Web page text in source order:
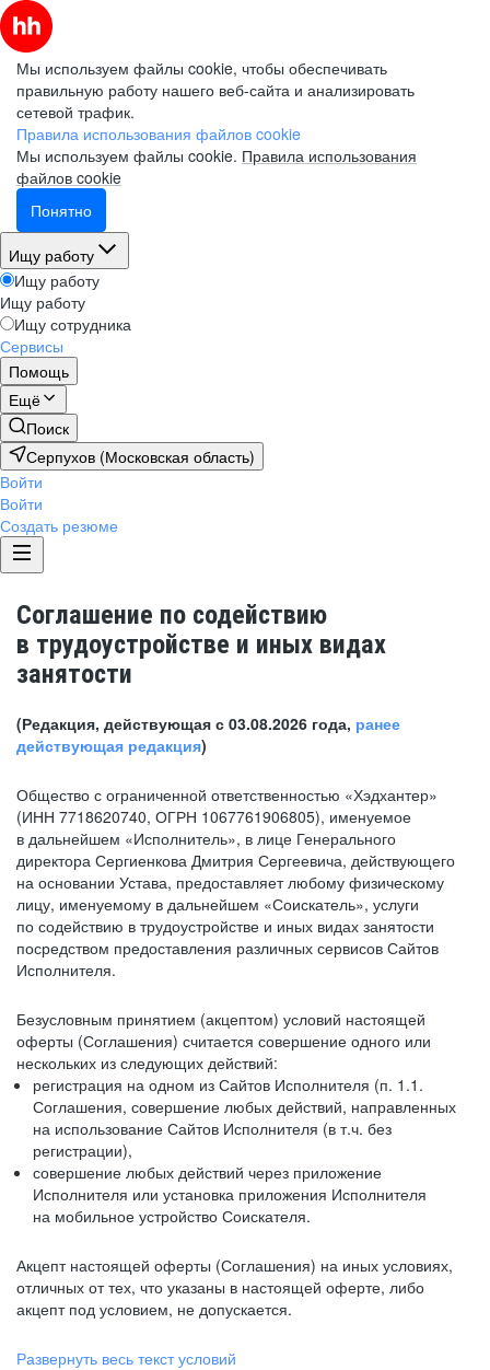
Мы используем файлы cookie, чтобы обеспечивать
правильную работу нашего веб-сайта и анализировать
сетевой трафик.
Правила использования файлов cookie
Мы используем файлы cookie. Правила использования
файлов cookie
Понятно
Ищу работу
Ищу работу
Ищу работу
Ищу сотрудника
Сервисы
Помощь
Ещё
Поиск
Серпухов (Московская область)
Войти
Войти
Создать резюме
Соглашение по содействию
в трудоустройстве и иных видах
занятости
(Редакция, действующая с 03.08.2026 года, ранее
действующая редакция)
Общество с ограниченной ответственностью «Хэдхантер»
(ИНН 7718620740, ОГРН 1067761906805), именуемое
в дальнейшем «Исполнитель», в лице Генерального
директора Сергиенкова Дмитрия Сергеевича, действующего
на основании Устава, предоставляет любому физическому
лицу, именуемому в дальнейшем «Соискатель», услуги
по содействию в трудоустройстве и иных видах занятости
посредством предоставления различных сервисов Сайтов
Исполнителя.
Безусловным принятием (акцептом) условий настоящей
оферты (Соглашения) считается совершение одного или
нескольких из следующих действий:
регистрация на одном из Сайтов Исполнителя (п. 1.1.
Соглашения, совершение любых действий, направленных
на использование Сайтов Исполнителя (в т.ч. без
регистрации),
совершение любых действий через приложение
Исполнителя или установка приложения Исполнителя
на мобильное устройство Соискателя.
Акцепт настоящей оферты (Соглашения) на иных условиях,
отличных от тех, что указаны в настоящей оферте, либо
акцепт под условием, не допускается.
Развернуть весь текст условий